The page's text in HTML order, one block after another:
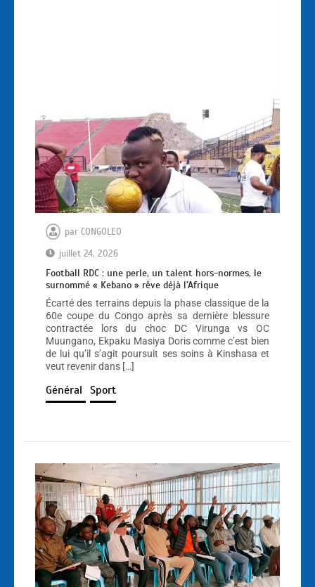
par CONGOLEO
juillet 24, 2026
Football RDC : une perle, un talent hors-normes, le
surnommé « Kebano » rêve déjà l’Afrique
Écarté des terrains depuis la phase classique de la
60e coupe du Congo après sa dernière blessure
contractée lors du choc DC Virunga vs OC
Muungano, Ekpaku Masiya Doris comme c’est bien
de lui qu’il s’agit poursuit ses soins à Kinshasa et
veut revenir dans […]
Général Sport